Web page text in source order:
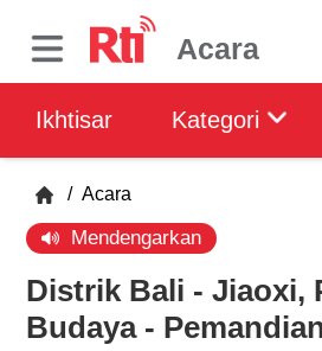
Acara
Ikhtisar Kategori
/ Acara
Mendengarkan
Distrik Bali - Jiaoxi,
Budaya -